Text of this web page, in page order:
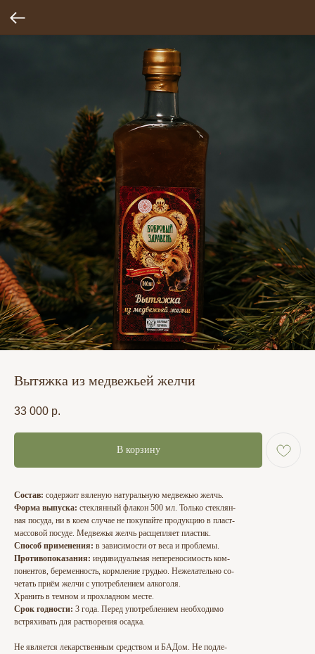
Вытяжка из медвежьей желчи
33 000 р.
В корзину
Состав: содержит вяленую натуральную медвежью желчь.
Форма выпуска: стеклянный флакон 500 мл. Только стеклян-
ная посуда, ни в коем случае не покупайте продукцию в пласт-
массовой посуде. Медвежья желчь расщепляет пластик.
Способ применения: в зависимости от веса и проблемы.
Противопоказания: индивидуальная непереносимость ком-
понентов, беременность, кормление грудью. Нежелательно со-
четать приём желчи с употреблением алкоголя.
Хранить в темном и прохладном месте.
Срок годности: 3 года. Перед употреблением необходимо
встряхивать для растворения осадка.
Не является лекарственным средством и БАДом. Не подле-